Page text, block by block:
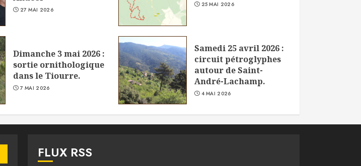
27 MAI 2026
25 MAI 2026
Dimanche 3 mai 2026 :
sortie ornithologique
dans le Tiourre.
7 MAI 2026
Samedi 25 avril 2026 :
circuit pétroglyphes
autour de Saint-
André-Lachamp.
4 MAI 2026
FLUX RSS